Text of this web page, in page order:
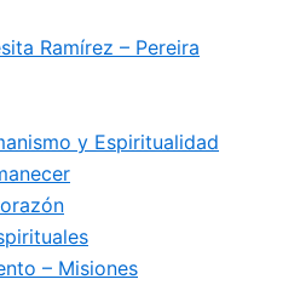
Ramírez – Pereira
y Espiritualidad
– Misiones